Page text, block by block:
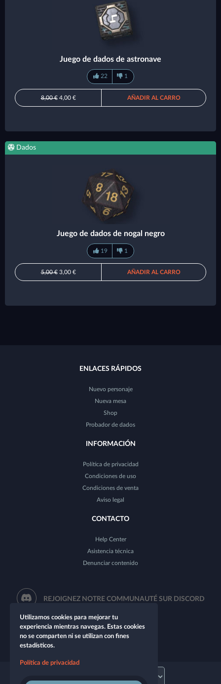
Juego de dados de astronave
22 1
8,00 €4,00 € AÑADIR AL CARRO
Dados
Juego de dados de nogal negro
19 1
5,00 €3,00 € AÑADIR AL CARRO
ENLACES RÁPIDOS
Nuevo personaje
Nueva mesa
Shop
Probador de dados
INFORMACIÓN
Política de privacidad
Condiciones de uso
Condiciones de venta
Aviso legal
CONTACTO
Help Center
Asistencia técnica
Denunciar contenido
REJOIGNEZ NOTRE COMMUNAUTÉ SUR DISCORD
Utilizamos cookies para mejorar tu
experiencia mientras navegas. Estas cookies
no se comparten ni se utilizan con fines
estadísticos.
Política de privacidad